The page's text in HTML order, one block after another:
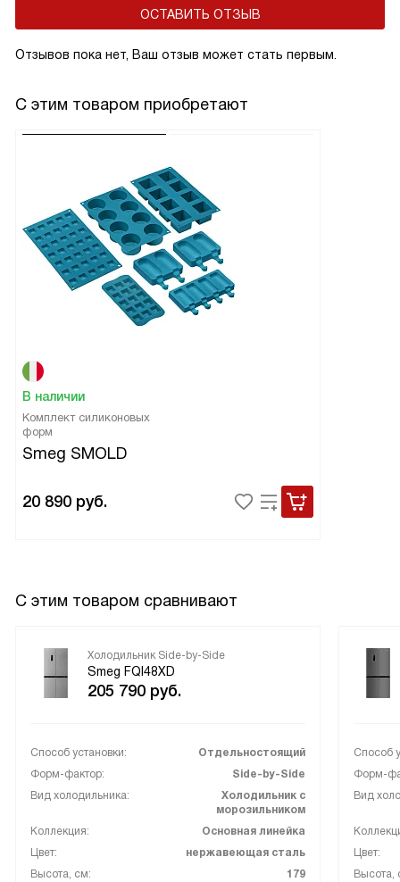
ОСТАВИТЬ ОТЗЫВ
Отзывов пока нет, Ваш отзыв может стать первым.
С этим товаром приобретают
В наличии
Комплект силиконовых
форм
Smeg SMOLD
20 890 руб.
С этим товаром сравнивают
Холодильник Side-by-Side
Smeg FQI48XD
205 790 руб.
Способ установки:
Отдельностоящий
Форм-фактор:
Side-by-Side
Вид холодильника:
Холодильник с
морозильником
Коллекция:
Основная линейка
Цвет:
нержавеющая сталь
Высота, см:
179
Способ
Форм-
Вид
Цвет:
Высота,